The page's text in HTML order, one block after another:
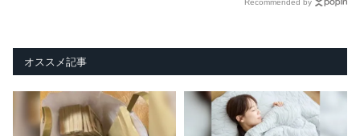
Recommended by
オススメ記事